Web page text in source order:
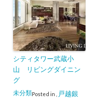
シティタワー武蔵小
山 リビングダイニン
グ
Posted in
未分類
戸越銀